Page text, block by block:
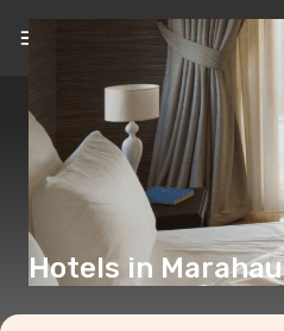
Hotels in Marahau